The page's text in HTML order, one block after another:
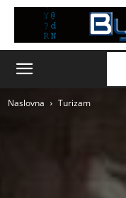
Naslovna Turizam